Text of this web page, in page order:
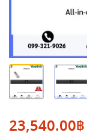
23,540.00฿